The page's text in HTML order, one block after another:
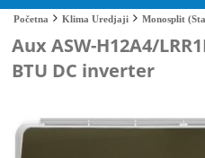
Početna Klima Uredjaji Monosplit
Aux ASW-H12A4/
BTU DC inverter